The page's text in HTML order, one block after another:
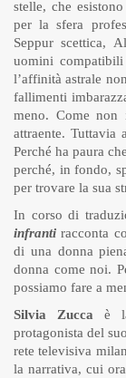
stelle, che
per la sfera
Seppur scettica,
uomini compatibili
l’affinità astrale
fallimenti
meno. Come non
attraente. Tuttavia
Perché ha paura
perché, in fondo,
per trovare la sua
In corso di
infranti racconta
di una donna
donna come noi.
possiamo fare a
Silvia Zucca è
protagonista del
rete televisiva
la narrativa, cui